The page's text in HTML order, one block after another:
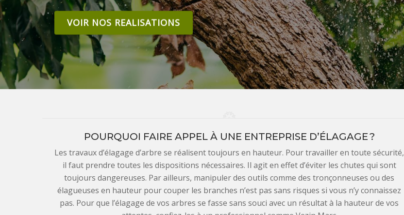
VOIR NOS REALISATIONS
POURQUOI FAIRE APPEL À UNE ENTREPRISE D’ÉLAGAGE ?
Les travaux d’élagage d’arbre se réalisent toujours en hauteur. Pour travailler en toute sécurité,
il faut prendre toutes les dispositions nécessaires. Il agit en effet d’éviter les chutes qui sont
toujours dangereuses. Par ailleurs, manipuler des outils comme des tronçonneuses ou des
élagueuses en hauteur pour couper les branches n’est pas sans risques si vous n’y connaissez
pas. Pour que l’élagage de vos arbres se fasse sans souci avec un résultat à la hauteur de vos